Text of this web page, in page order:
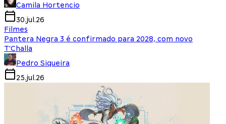
Camila Hortencio
30.jul.26
Filmes
Pantera Negra 3 é confirmado para 2028, com novo
T'Challa
Pedro Siqueira
25.jul.26